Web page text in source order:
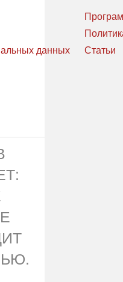
данных
Статьи